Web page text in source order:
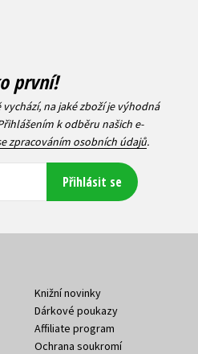
první!
na jaké zboží je výhodná
k odběru našich e-
zpracováním osobních údajů.
Přihlásit se
Knižní novinky
Dárkové poukazy
Affiliate program
Ochrana soukromí